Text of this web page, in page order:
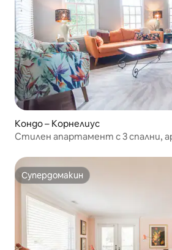
Кондо – Корнелиус
Стилен апартамент с 3 спални,
Супердомакин
Супердомакин